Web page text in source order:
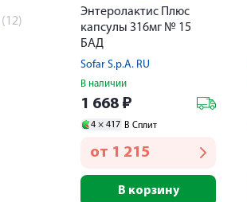
(12)
Энтеролактис Плюс
капсулы 316мг № 15
БАД
Sofar S.p.A. RU
В наличии
1 668 ₽
4 × 417 В Сплит
от 1 215
В корзину